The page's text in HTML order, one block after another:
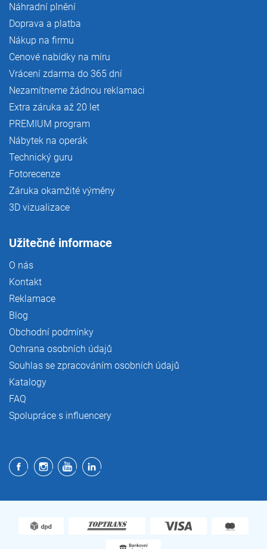
Náhradní plnění
Doprava a platba
Nákup na firmu
Cenové nabídky na míru
Vrácení zdarma do 365 dní
Nezamítneme žádnou reklamaci
Extra záruka až 20 let
PREMIUM program
Nábytek na operák
Technický guru
Fotorecenze
Záruka okamžité výměny
3D vizualizace
Užitečné informace
O nás
Kontakt
Reklamace
Blog
Obchodní podmínky
Ochrana osobních údajů
Souhlas se zpracováním osobních údajů
Katalogy
FAQ
Spolupráce s influencery